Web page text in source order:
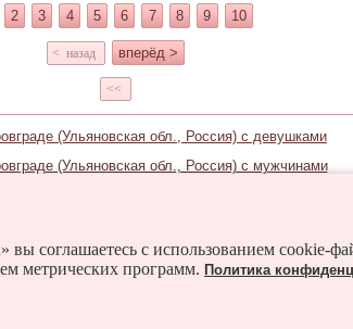
2 3 4 5 6 7 8 9 10
< назад вперёд >
<<
(Ульяновская обл., Россия) с девушками
(Ульяновская обл., Россия) с мужчинами
Инза Ишеевка
вы соглашаетесь с использованием cookie-
метрических программ. Политика